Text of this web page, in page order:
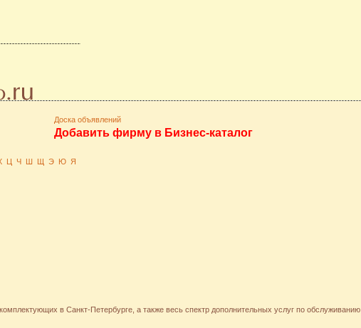
Доска объявлений
Добавить фирму в Бизнес-каталог
Ц Ч Ш Щ Э Ю Я
в Санкт-Петербурге, а также весь спектр дополнительных услуг по обслуживанию